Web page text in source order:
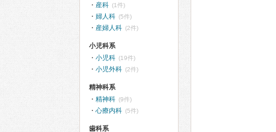
産科 (1件)
婦人科 (5件)
産婦人科 (2件)
小児科系
小児科 (19件)
小児外科 (2件)
精神科系
精神科 (9件)
心療内科 (5件)
歯科系